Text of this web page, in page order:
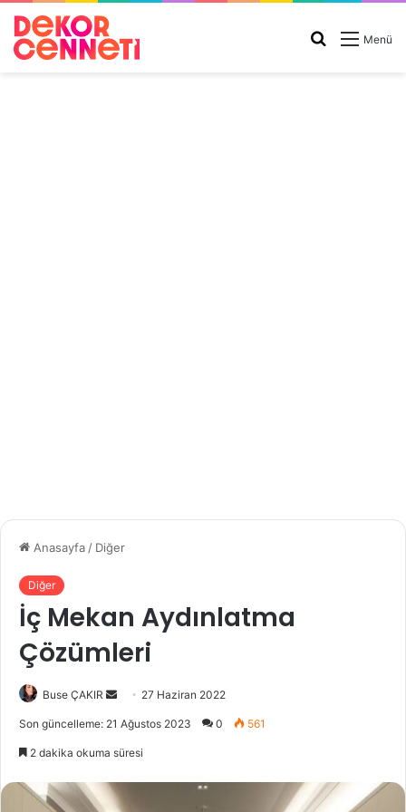
Menü
Arama
Anasayfa / Diğer
Diğer
İç Mekan Aydınlatma
Çözümleri
Buse ÇAKIR
e
-
p
27 Haziran 2022
Son güncelleme: 21 Ağustos 2023 0 561
2 dakika okuma süresi